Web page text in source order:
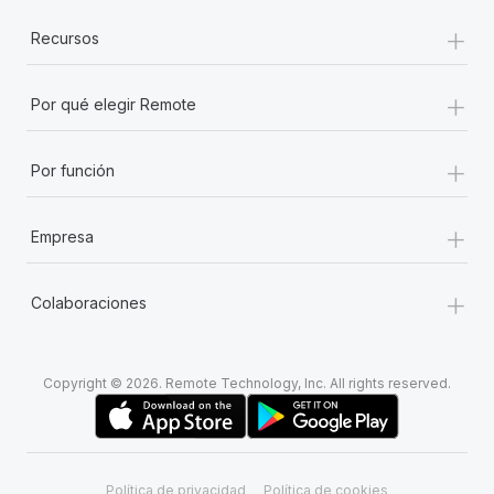
Recursos +
Por qué elegir Remote +
Por función +
Empresa +
Colaboraciones +
Copyright © 2026. Remote Technology, Inc. All rights reserved.
Política de privacidad Política de cookies